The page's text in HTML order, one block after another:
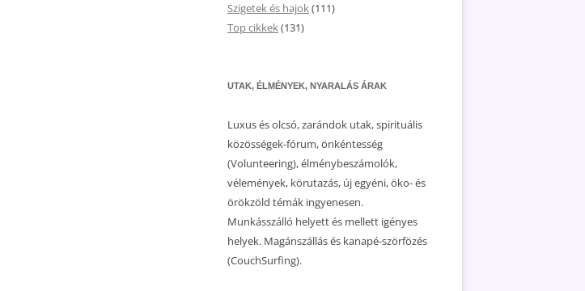
Szigetek és hajok(111)
Top cikkek(131)
UTAK, ÉLMÉNYEK, NYARALÁS ÁRAK
Luxus és olcsó, zarándok utak, spirituális
közösségek-fórum, önkéntesség
(Volunteering), élménybeszámolók,
vélemények, körutazás, új egyéni, öko- és
örökzöld témák ingyenesen.
Munkásszálló helyett és mellett igényes
helyek. Magánszállás és kanapé-szörfözés
(CouchSurfing).